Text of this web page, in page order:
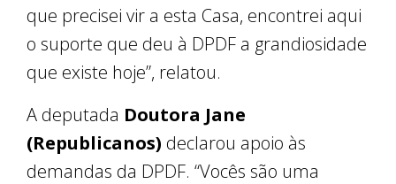
que precisei vir a esta Casa, encontrei aqui
o suporte que deu à DPDF a grandiosidade
que existe hoje”, relatou.
A deputada Doutora Jane
(Republicanos) declarou apoio às
demandas da DPDF. “Vocês são uma